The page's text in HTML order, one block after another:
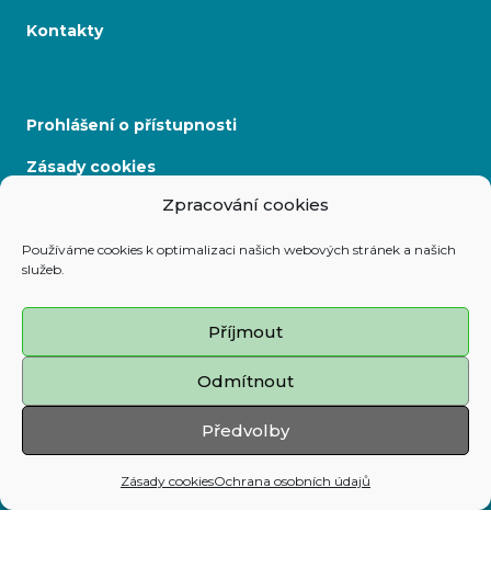
Zpracování cookies
Používáme cookies k optimalizaci našich webových stránek a našich
služeb.
Příjmout
Odmítnout
Předvolby
Zásady cookiesOchrana osobních údajů
Kontakty
Prohlášení o přístupnosti
Zásady cookies
Prokešovo nám. 8, 729 30 Ostrava
Telefon:
map@ostrava.cz